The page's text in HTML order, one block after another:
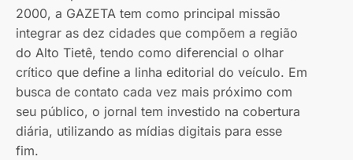
2000, a GAZETA tem como principal missão
integrar as dez cidades que compõem a região
do Alto Tietê, tendo como diferencial o olhar
crítico que define a linha editorial do veículo. Em
busca de contato cada vez mais próximo com
seu público, o jornal tem investido na cobertura
diária, utilizando as mídias digitais para esse
fim.